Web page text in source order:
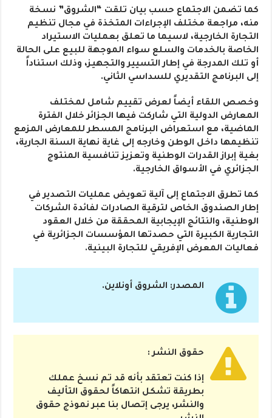
كما تضمن الاجتماع حسب بيان تلقت “الشروق” نسخة
منه، مراجعة مختلف الإجراءات المتخذة في مجال تنظيم
التجارة الخارجية، لاسيما ما تعلق بعمليات الاستيراد
الخاصة بالخدمات والسلع سواء الموجهة للبيع على الحالة
أو تلك المدرجة في إطار التسيير والتجهيز، وذلك استناداً
إلى البرنامج التقديري للسداسي الثاني.
وخصص اللقاء أيضاً لعرض تقييم شامل لمختلف
المعارض الدولية التي شاركت فيها الجزائر خلال الفترة
الماضية، مع استعراض البرنامج المسطر للمعارض المزمع
تنظيمها داخل الوطن وخارجه إلى غاية نهاية السنة الجارية،
بغية إبراز القدرات الوطنية وتعزيز تنافسية المنتوج
الجزائري في الأسواق الخارجية.
كما تطرق الاجتماع إلى آلية تعويض عمليات التصدير في
إطار الصندوق الخاص لترقية الصادرات لفائدة الشركات
الوطنية، والنتائج الإيجابية المحققة من خلال العقود
التجارية الكبيرة التي حصدتها المؤسسات الجزائرية في
فعاليات المعرض الإفريقي للتجارة البينية.
المصدر: الشروق أونلاين.
حقوق النشر :
إذا كنت تعتقد بأنه قد تم نسخ عملك
بطريقة تشكل انتهاكاً لحقوق التأليف
والنشر، يرجى إتصال بنا عبر نموذج حقوق